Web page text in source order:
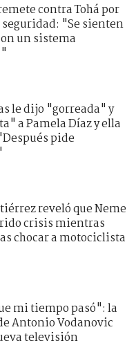
contra Tohá por
seguridad: "Se sienten
un sistema
le dijo "gorreada" y
a Pamela Díaz y ella
pide
reveló que Neme
crisis mientras
chocar a motociclista
mi tiempo pasó": la
Antonio Vodanovic
televisión